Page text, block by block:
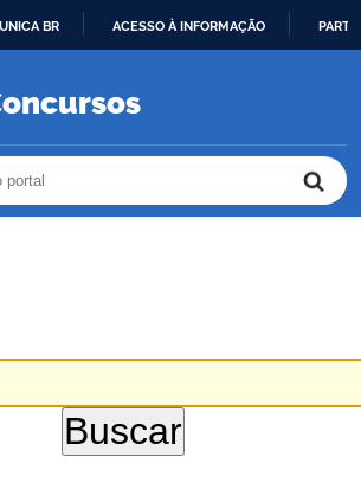
O
BR ACESSO À INFORMAÇÃO